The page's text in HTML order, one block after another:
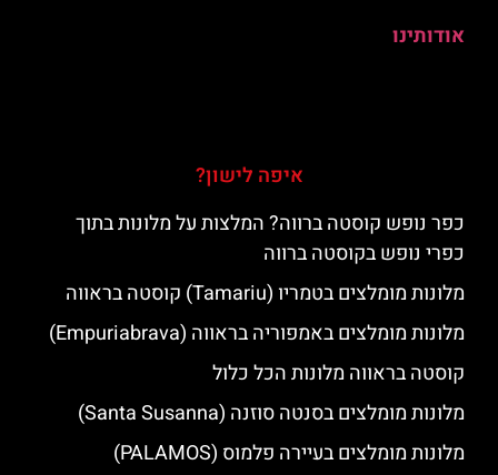
אודותינו
איפה לישון?
כפר נופש קוסטה ברווה? המלצות על מלונות בתוך
כפרי נופש בקוסטה ברווה
מלונות מומלצים בטמריו (Tamariu) קוסטה בראווה
מלונות מומלצים באמפוריה בראווה (Empuriabrava)
קוסטה בראווה מלונות הכל כלול
מלונות מומלצים בסנטה סוזנה (Santa Susanna)
מלונות מומלצים בעיירה פלמוס (PALAMOS)